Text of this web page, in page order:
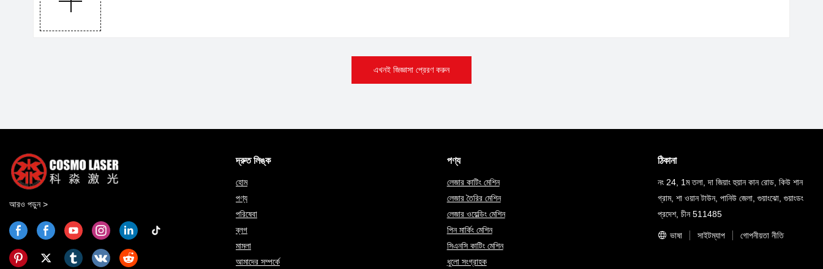
এখনই জিজ্ঞাসা প্রেরণ করুন
আরও পড়ুন >
দ্রুত লিঙ্ক
হোম
পণ্য
পরিষেবা
ব্লগ
মামলা
আমাদের সম্পর্কে
পণ্য
লেজার কাটিং মেশিন
লেজার তৈরির মেশিন
লেজার ওয়েল্ডিং মেশিন
পিন মার্কিং মেশিন
সিএনসি কাটিং মেশিন
ধুলো সংগ্রাহক
ঠিকানা
নং 24, 1ম তলা, দা জিয়াং হুয়ান কান রোড, কিউ শান
গ্রাম, শা ওয়ান টাউন, পানিউ জেলা, গুয়াংঝো, গুয়াংডং
প্রদেশ, চীন 511485
ভাষা সাইটম্যাপ গোপনীয়তা নীতি